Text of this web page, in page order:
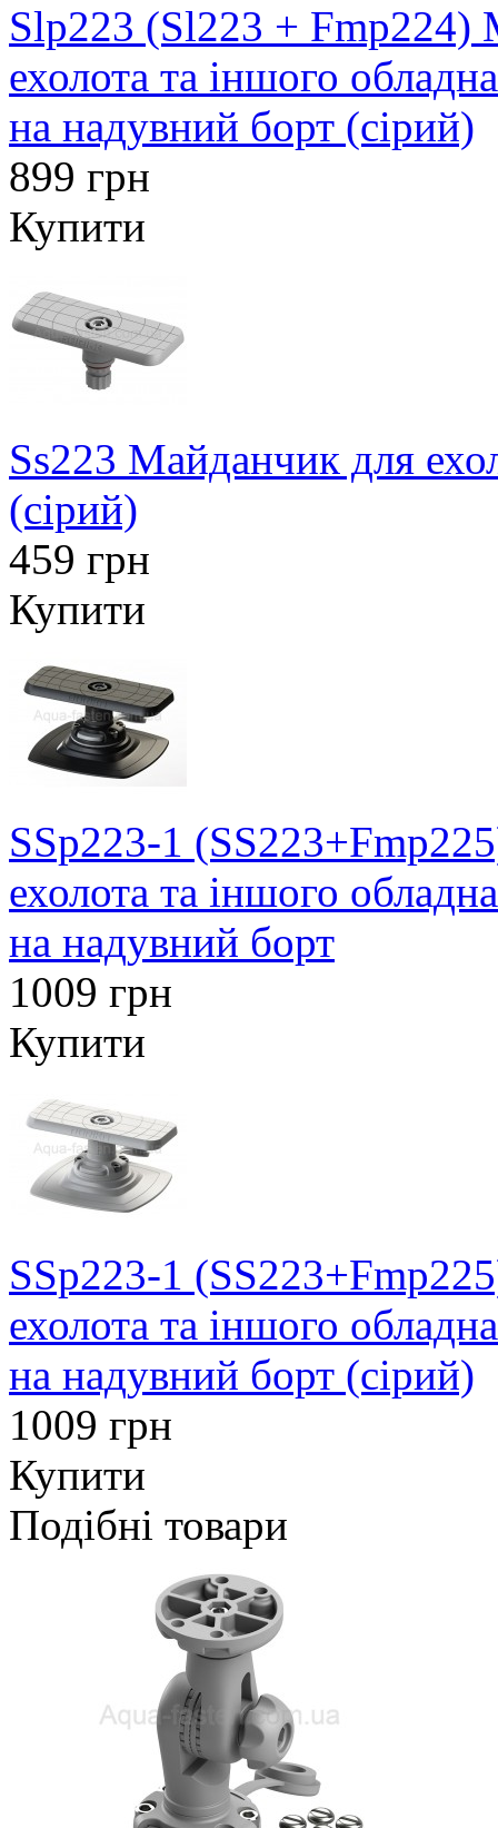
Slp223 (Sl223 +
ехолота та іншого
на надувний борт (сірий)
899 грн
Купити
Ss223 Майданчик для
(сірий)
459 грн
Купити
SSp223-1
ехолота та іншого
на надувний борт
1009 грн
Купити
SSp223-1
ехолота та іншого
на надувний борт (сірий)
1009 грн
Купити
Подібні товари